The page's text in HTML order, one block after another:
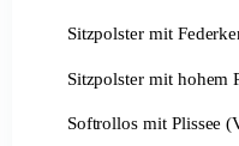
Sitzpolster mit
Sitzpolster mit hohem
Softrollos mit Plissee